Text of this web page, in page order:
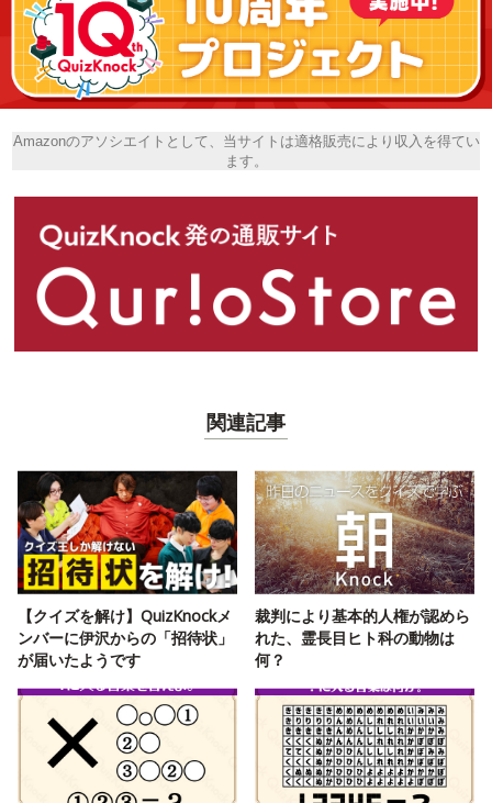
Amazonのアソシエイトとして、当サイトは適格販売により収入を得てい
ます。
関連記事
【クイズを解け】QuizKnockメ
ンバーに伊沢からの「招待状」
が届いたようです
裁判により基本的人権が認めら
れた、霊長目ヒト科の動物は
何？